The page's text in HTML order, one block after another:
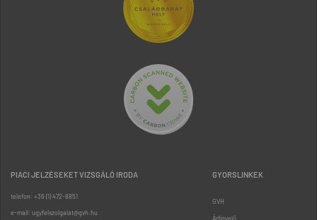
PIACI JELZÉSEKET VIZSGÁLÓ IRODA
telefon: +36 (1) 472-8851
e-mail: ugyfelszolgalat@gvh.hu
GYORSLINKEK
GVH